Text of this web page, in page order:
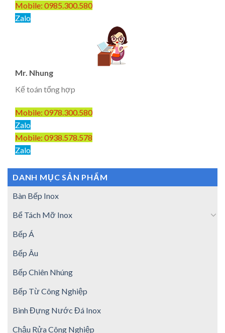
Mobile: 0985.300.580
Zalo
Mr. Nhung
Kế toán tổng hợp
Mobile: 0978.300.580
Zalo
Mobile: 0938.578.578
Zalo
DANH MỤC SẢN PHẨM
Bàn Bếp Inox
Bể Tách Mỡ Inox
Bếp Á
Bếp Âu
Bếp Chiên Nhúng
Bếp Từ Công Nghiệp
Bình Đựng Nước Đá Inox
Chậu Rửa Công Nghiệp